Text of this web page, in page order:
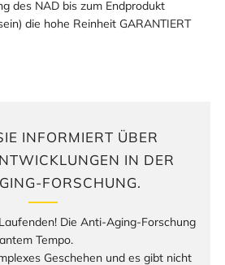
des NAD bis zum Endprodukt
die hohe Reinheit GARANTIERT
INFORMIERT ÜBER
IN DER
FORSCHUNG.
Die Anti-Aging-Forschung
Tempo.
Geschehen und es gibt nicht